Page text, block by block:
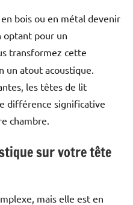
bois ou en métal devenir
optant pour un
transformez cette
un atout acoustique.
les têtes de lit
différence significative
chambre.
sur votre tête
mais elle est en